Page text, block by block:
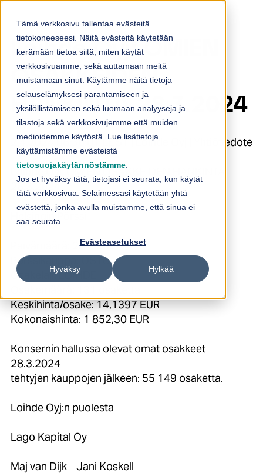
Tämä verkkosivu tallentaa evästeitä
tietokoneeseesi. Näitä evästeitä käytetään
kerämään tietoa siitä, miten käytät
verkkosivuamme, sekä auttamaan meitä
muistamaan sinut. Käytämme näitä tietoja
selauselämyksesi parantamiseen ja
yksilöllistämiseen sekä luomaan analyyseja ja
tilastoja sekä verkkosivujemme että muiden
medioidemme käytöstä. Lue lisätietoja
käyttämistämme evästeistä
tietosuojakäytännöstämme
Jos et hyväksy tätä, tietojasi ei seurata, kun käytät
tätä verkkosivua. Selaimessasi käytetään yhtä
evästettä, jonka avulla muistamme, että sinua ei
saa seurata.
Evästeasetukset
Hyväksy Hylkää
Loihde Oyj: OMIEN
OSAKKEIDEN
HANKINTA 28.3.2024
2.4.2024 08:30:01 EEST | Loihde Oyj | Yhtiötiedote
Loihde Oyj: OMIEN OSAKKEIDEN HANKINTA
28.3.2024
Helsingin Pörssi
Päivämäärä: 28.3.2024
Pörssikauppa: OSTO
Osakelaji: LOIHDE
Keskihinta/osake: 14,1397 EUR
Kokonaishinta: 1 852,30 EUR
Konsernin hallussa olevat omat osakkeet
28.3.2024
tehtyjen kauppojen jälkeen: 55 149 osaketta.
Loihde Oyj:n puolesta
Lago Kapital Oy
Maj van Dijk Jani Koskell